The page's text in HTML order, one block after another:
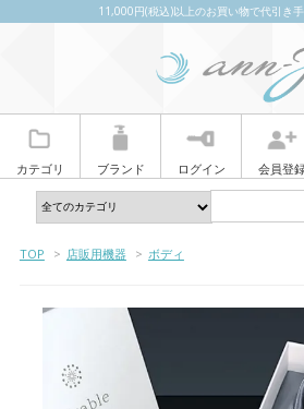
11,000円(税込)以上のお買い物で代引き
カテゴリ ブランド ログイン 会員登
TOP > 店販用機器 > ボディ